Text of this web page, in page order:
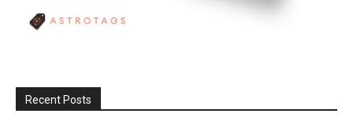
Recent Posts